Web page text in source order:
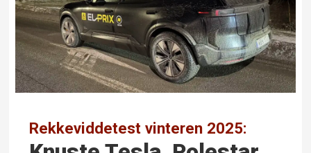
Rekkeviddetest vinteren 2025: